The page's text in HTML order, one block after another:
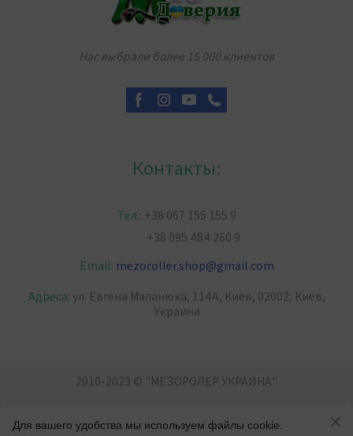
Нас выбрали более 15 000 клиентов
Контакты:
Тел.: +38 067 155 155 9
+38 095 484 260 9
Email: mezoroller.shop@gmail.com
Адреса: ул. Евгена Маланюка, 114А, Киев, 02002, Киев,
Украина
2010-2023 © "МЕЗОРОЛЕР УКРАИНА"
Уход за лицом и телом. От прыщей, морщин,
Для вашего удобства мы используем файлы cookie.